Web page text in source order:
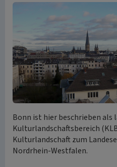
Bonn ist hier beschrieben als
Kulturlandschaftsbereich
Kulturlandschaft zum
Nordrhein-Westfalen.